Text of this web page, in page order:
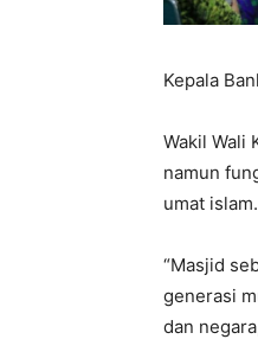
Kepala
Wakil Wali
namun
umat islam.
“Masjid
generasi
dan